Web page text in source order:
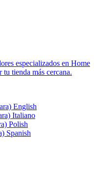
especializados en Home
tienda más cercana.